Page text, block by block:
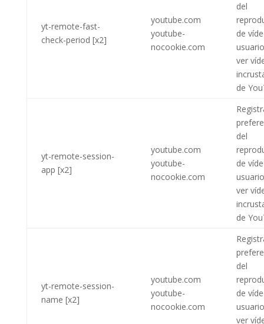
yt-remote-fast-
check-period [x2]
youtube.com
youtube-
nocookie.com
del
de
ver
de
yt-remote-session-
app [x2]
youtube.com
youtube-
nocookie.com
del
de
ver
de
yt-remote-session-
name [x2]
youtube.com
youtube-
nocookie.com
del
de
ver